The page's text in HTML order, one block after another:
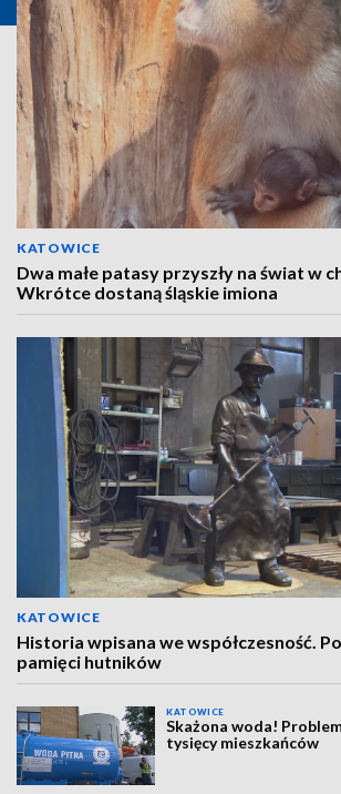
KATOWICE
Dwa małe patasy przyszły na świat w
Wkrótce dostaną śląskie imiona
KATOWICE
Historia wpisana we współczesność.
pamięci hutników
KATOWICE
Skażona woda!
tysięcy mieszkańców